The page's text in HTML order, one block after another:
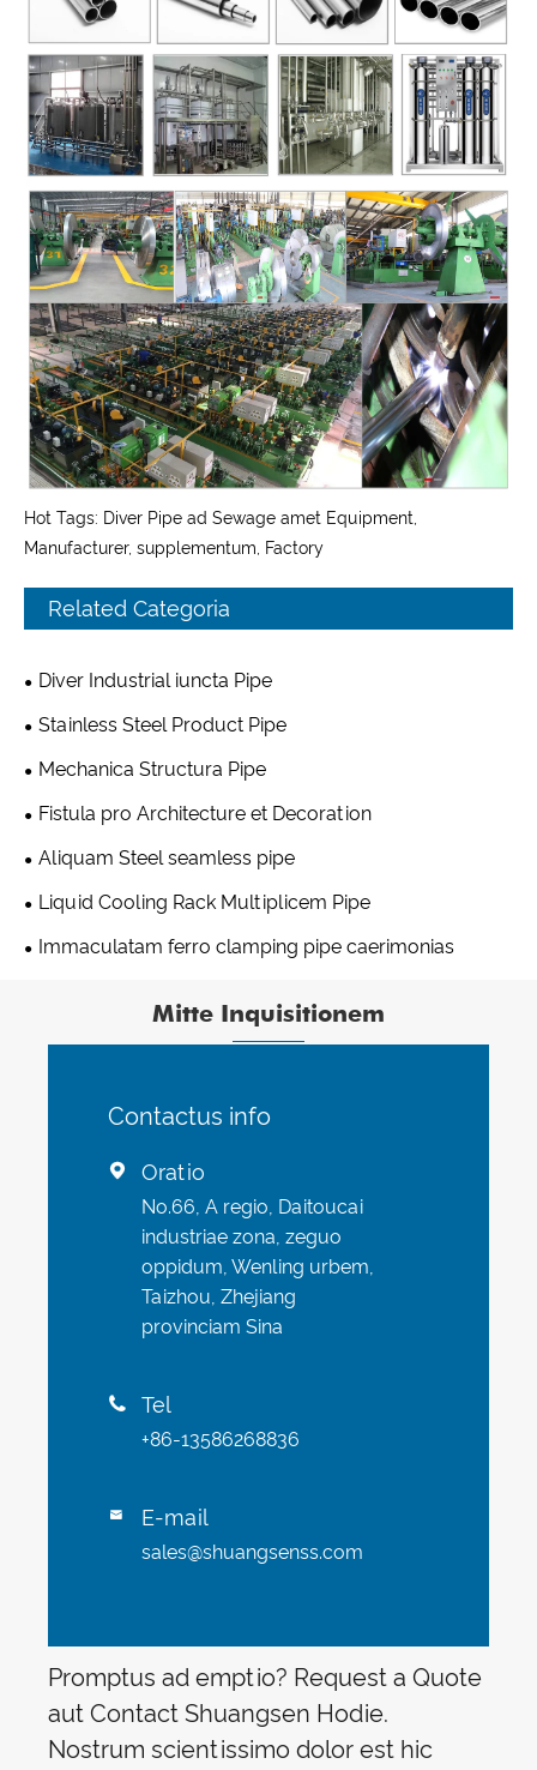
Hot Tags: Diver Pipe ad Sewage amet Equipment,
Manufacturer, supplementum, Factory
Related Categoria
Diver Industrial iuncta Pipe
Stainless Steel Product Pipe
Mechanica Structura Pipe
Fistula pro Architecture et Decoration
Aliquam Steel seamless pipe
Liquid Cooling Rack Multiplicem Pipe
Immaculatam ferro clamping pipe caerimonias
Mitte Inquisitionem
Contactus info
 Oratio
No.66, A regio, Daitoucai
industriae zona, zeguo
oppidum, Wenling urbem,
Taizhou, Zhejiang
provinciam Sina
 Tel
+86-13586268836
 E-mail
sales@shuangsenss.com
Promptus ad emptio? Request a Quote
aut Contact Shuangsen Hodie.
Nostrum scientissimo dolor est hic